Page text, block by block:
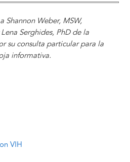
Shannon Weber, MSW,
Serghides, PhD de la
su consulta particular para la
informativa.
VIH